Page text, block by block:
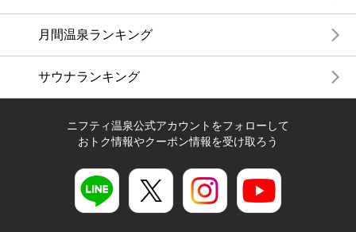
月間温泉ランキング
サウナランキング
ニフティ温泉公式アカウントをフォローして
おトク情報やクーポン情報を受け取ろう